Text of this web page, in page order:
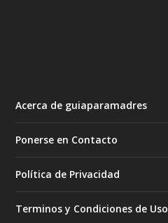
Acerca de guiaparamadres
Ponerse en Contacto
Política de Privacidad
Terminos y Condiciones de Uso